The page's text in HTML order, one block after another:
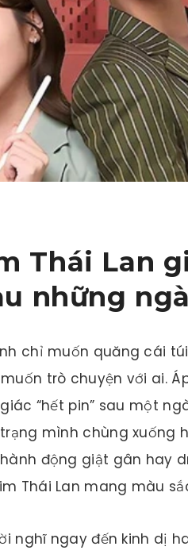
Thái Lan
những
chỉ muốn quăng cái
trò chuyện với ai.
“hết pin” sau một
mình chùng xuống
động giật gân hay
Thái Lan mang màu
nghĩ ngay đến kinh dị